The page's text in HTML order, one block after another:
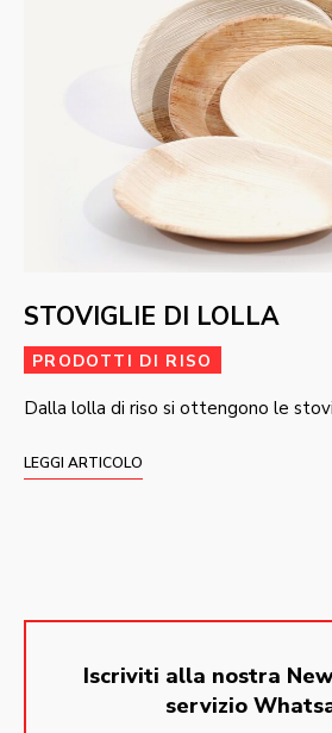
STOVIGLIE DI LOLLA
PRODOTTI DI RISO
Dalla lolla di riso si ottengono le
LEGGI ARTICOLO
Iscriviti alla nostra
servizio